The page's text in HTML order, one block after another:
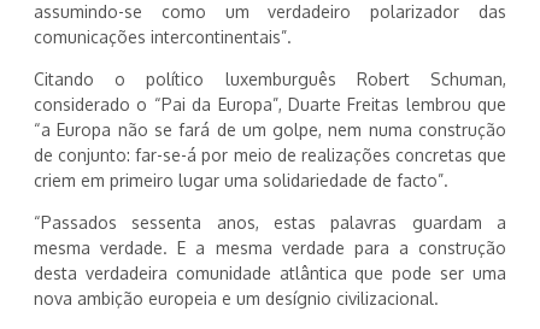
assumindo-se como um verdadeiro polarizador das
comunicações intercontinentais”.
Citando o político luxemburguês Robert Schuman,
considerado o “Pai da Europa”, Duarte Freitas lembrou que
“a Europa não se fará de um golpe, nem numa construção
de conjunto: far-se-á por meio de realizações concretas que
criem em primeiro lugar uma solidariedade de facto”.
“Passados sessenta anos, estas palavras guardam a
mesma verdade. E a mesma verdade para a construção
desta verdadeira comunidade atlântica que pode ser uma
nova ambição europeia e um desígnio civilizacional.